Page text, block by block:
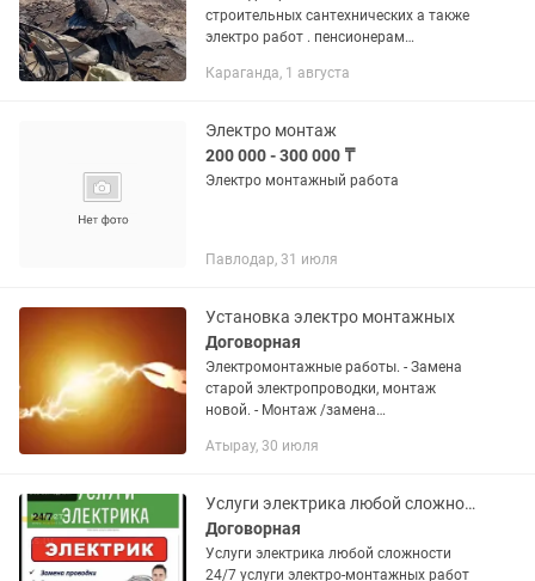
строительных сантехнических а также
электро работ . пенсионерам
молодым Парам скидки до 50 %.
Караганда, 1 августа
Электро монтаж
200 000 - 300 000 ₸
Электро монтажный работа
Павлодар, 31 июля
Установка электро монтажных
Договорная
Электромонтажные работы. - Замена
старой электропроводки, монтаж
новой. - Монтаж /замена
наружного освещения - Установка LED
-...
Атырау, 30 июля
Услуги электрика любой сложности 24/7
Договорная
Услуги электрика любой сложности
24/7 услуги электро-монтажных работ